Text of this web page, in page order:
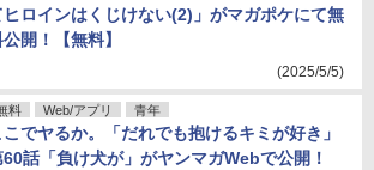
ヒロインはくじけない(2)」がマガポケにて無
開！【無料】
(2025/5/5)
料 Web/アプリ 青年
こでヤるか。「だれでも抱けるキミが好き」
60話「負け犬が」がヤンマガWebで公開！